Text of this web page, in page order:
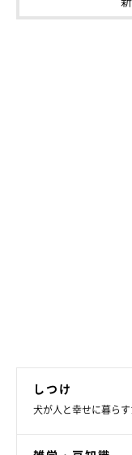
飼い主さんの死亡
犬を飼う費
しつけ
犬が人と幸せに暮ら